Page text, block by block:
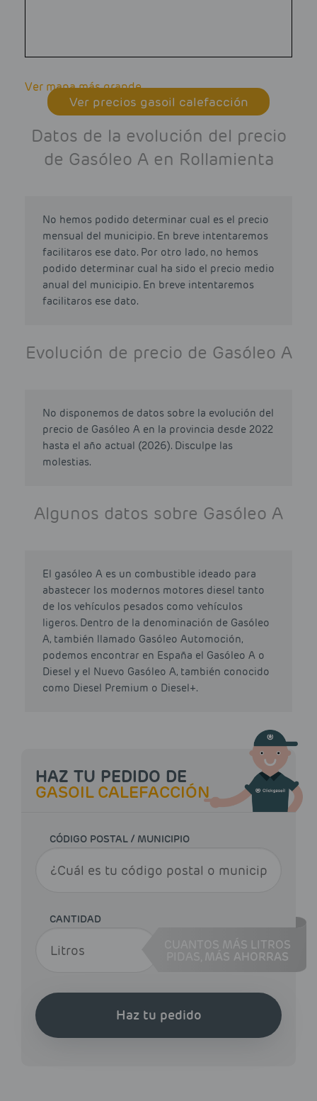
Ver mapa más grande
Ver precios gasoil calefacción
Datos de la evolución del precio
de Gasóleo A en Rollamienta
No hemos podido determinar cual es el precio
mensual del municipio. En breve intentaremos
facilitaros ese dato. Por otro lado, no hemos
podido determinar cual ha sido el precio medio
anual del municipio. En breve intentaremos
facilitaros ese dato.
Evolución de precio de Gasóleo A
No disponemos de datos sobre la evolución del
precio de Gasóleo A en la provincia desde 2022
hasta el año actual (2026). Disculpe las
molestias.
Algunos datos sobre Gasóleo A
El gasóleo A es un combustible ideado para
abastecer los modernos motores diesel tanto
de los vehículos pesados como vehículos
ligeros. Dentro de la denominación de Gasóleo
A, también llamado Gasóleo Automoción,
podemos encontrar en España el Gasóleo A o
Diesel y el Nuevo Gasóleo A, también conocido
como Diesel Premium o Diesel+.
HAZ TU PEDIDO DE
GASOIL CALEFACCIÓN
CÓDIGO POSTAL / MUNICIPIO
CANTIDAD
CUANTOS MÁS LITROS
MÁS AHORRAS
Haz tu pedido